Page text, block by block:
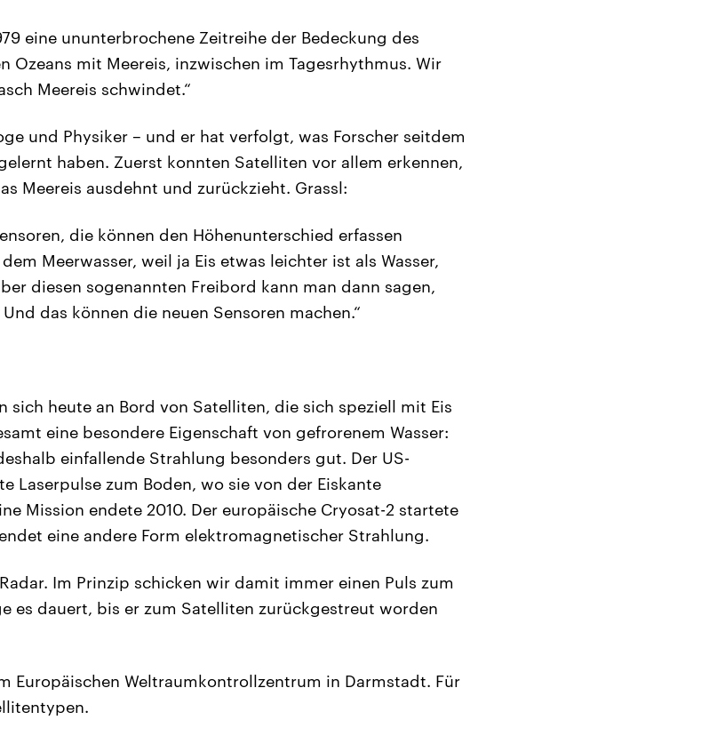
eine ununterbrochene Zeitreihe der Bedeckung des
Ozeans mit Meereis, inzwischen im Tagesrhythmus. Wir
Meereis schwindet.“
und Physiker – und er hat verfolgt, was Forscher seitdem
haben. Zuerst konnten Satelliten vor allem erkennen,
Meereis ausdehnt und zurückzieht. Grassl:
die können den Höhenunterschied erfassen
Meerwasser, weil ja Eis etwas leichter ist als Wasser,
diesen sogenannten Freibord kann man dann sagen,
das können die neuen Sensoren machen.“
sich heute an Bord von Satelliten, die sich speziell mit Eis
eine besondere Eigenschaft von gefrorenem Wasser:
einfallende Strahlung besonders gut. Der US-
Laserpulse zum Boden, wo sie von der Eiskante
Mission endete 2010. Der europäische Cryosat-2 startete
eine andere Form elektromagnetischer Strahlung.
Im Prinzip schicken wir damit immer einen Puls zum
es dauert, bis er zum Satelliten zurückgestreut worden
Europäischen Weltraumkontrollzentrum in Darmstadt. Für